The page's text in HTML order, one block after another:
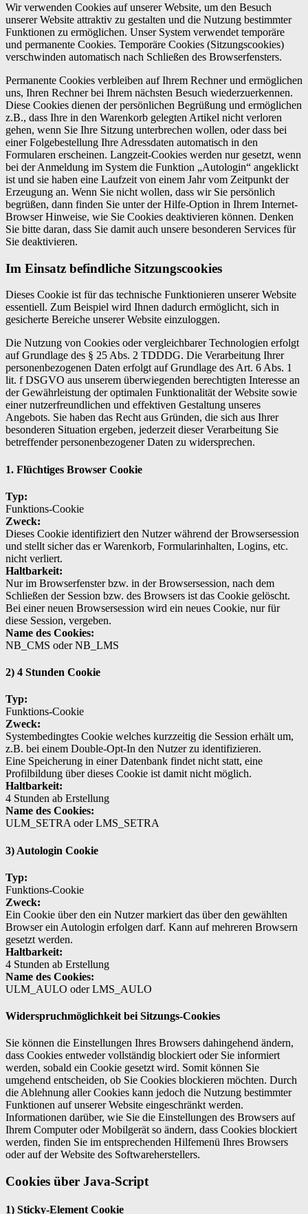
Wir verwenden Cookies auf unserer Website, um den Besuch
unserer Website attraktiv zu gestalten und die Nutzung bestimmter
Funktionen zu ermöglichen. Unser System verwendet temporäre
und permanente Cookies. Temporäre Cookies (Sitzungscookies)
verschwinden automatisch nach Schließen des Browserfensters.
Permanente Cookies verbleiben auf Ihrem Rechner und ermöglichen
uns, Ihren Rechner bei Ihrem nächsten Besuch wiederzuerkennen.
Diese Cookies dienen der persönlichen Begrüßung und ermöglichen
z.B., dass Ihre in den Warenkorb gelegten Artikel nicht verloren
gehen, wenn Sie Ihre Sitzung unterbrechen wollen, oder dass bei
einer Folgebestellung Ihre Adressdaten automatisch in den
Formularen erscheinen. Langzeit-Cookies werden nur gesetzt, wenn
bei der Anmeldung im System die Funktion „Autologin“ angeklickt
ist und sie haben eine Laufzeit von einem Jahr vom Zeitpunkt der
Erzeugung an. Wenn Sie nicht wollen, dass wir Sie persönlich
begrüßen, dann finden Sie unter der Hilfe-Option in Ihrem Internet-
Browser Hinweise, wie Sie Cookies deaktivieren können. Denken
Sie bitte daran, dass Sie damit auch unsere besonderen Services für
Sie deaktivieren.
Im Einsatz befindliche Sitzungscookies
Dieses Cookie ist für das technische Funktionieren unserer Website
essentiell. Zum Beispiel wird Ihnen dadurch ermöglicht, sich in
gesicherte Bereiche unserer Website einzuloggen.
Die Nutzung von Cookies oder vergleichbarer Technologien erfolgt
auf Grundlage des § 25 Abs. 2 TDDDG. Die Verarbeitung Ihrer
personenbezogenen Daten erfolgt auf Grundlage des Art. 6 Abs. 1
lit. f DSGVO aus unserem überwiegenden berechtigten Interesse an
der Gewährleistung der optimalen Funktionalität der Website sowie
einer nutzerfreundlichen und effektiven Gestaltung unseres
Angebots. Sie haben das Recht aus Gründen, die sich aus Ihrer
besonderen Situation ergeben, jederzeit dieser Verarbeitung Sie
betreffender personenbezogener Daten zu widersprechen.
1. Flüchtiges Browser Cookie
Typ:
Funktions-Cookie
Zweck:
Dieses Cookie identifiziert den Nutzer während der Browsersession
und stellt sicher das er Warenkorb, Formularinhalten, Logins, etc.
nicht verliert.
Haltbarkeit:
Nur im Browserfenster bzw. in der Browsersession, nach dem
Schließen der Session bzw. des Browsers ist das Cookie gelöscht.
Bei einer neuen Browsersession wird ein neues Cookie, nur für
diese Session, vergeben.
Name des Cookies:
NB_CMS oder NB_LMS
2) 4 Stunden Cookie
Typ:
Funktions-Cookie
Zweck:
Systembedingtes Cookie welches kurzzeitig die Session erhält um,
z.B. bei einem Double-Opt-In den Nutzer zu identifizieren.
Eine Speicherung in einer Datenbank findet nicht statt, eine
Profilbildung über dieses Cookie ist damit nicht möglich.
Haltbarkeit:
4 Stunden ab Erstellung
Name des Cookies:
ULM_SETRA oder LMS_SETRA
3) Autologin Cookie
Typ:
Funktions-Cookie
Zweck:
Ein Cookie über den ein Nutzer markiert das über den gewählten
Browser ein Autologin erfolgen darf. Kann auf mehreren Browsern
gesetzt werden.
Haltbarkeit:
4 Stunden ab Erstellung
Name des Cookies:
ULM_AULO oder LMS_AULO
Widerspruchmöglichkeit bei Sitzungs-Cookies
Sie können die Einstellungen Ihres Browsers dahingehend ändern,
dass Cookies entweder vollständig blockiert oder Sie informiert
werden, sobald ein Cookie gesetzt wird. Somit können Sie
umgehend entscheiden, ob Sie Cookies blockieren möchten. Durch
die Ablehnung aller Cookies kann jedoch die Nutzung bestimmter
Funktionen auf unserer Website eingeschränkt werden.
Informationen darüber, wie Sie die Einstellungen des Browsers auf
Ihrem Computer oder Mobilgerät so ändern, dass Cookies blockiert
werden, finden Sie im entsprechenden Hilfemenü Ihres Browsers
oder auf der Website des Softwareherstellers.
Cookies über Java-Script
1) Sticky-Element Cookie